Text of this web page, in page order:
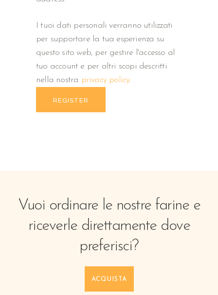
I tuoi dati personali verranno utilizzati
per supportare la tua esperienza su
questo sito web, per gestire l'accesso al
tuo account e per altri scopi descritti
nella nostra privacy policy.
Vuoi ordinare le nostre farine e
riceverle direttamente dove
preferisci?
ACQUISTA